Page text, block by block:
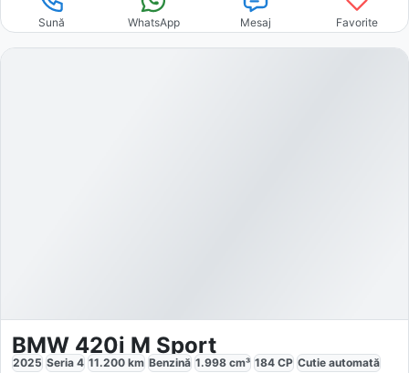
Sună WhatsApp Mesaj Favorite
BMW 420i M Sport
2025 Seria 4 11.200 km Benzină 1.998 cm³ 184 CP Cutie automată